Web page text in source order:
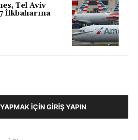
Tel Aviv
İlkbaharına
İÇIN GIRIŞ YAPIN